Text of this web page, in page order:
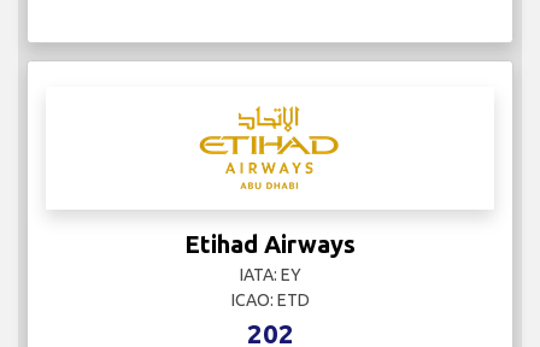
Etihad Airways
IATA: EY
ICAO: ETD
202